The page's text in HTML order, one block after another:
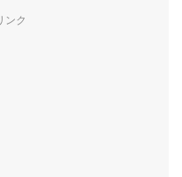
ンク